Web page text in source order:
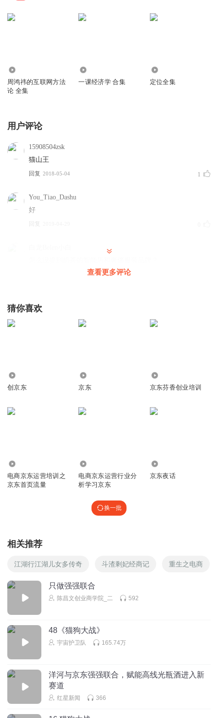
周鸿祎的互联网方法
论 全集
一课经济学 合集 定位全集
用户评论
15908504zsk
猫山王
回复 2018-05-04 1
You_Tiao_Dashu
好
回复
查看更多评论
猜你喜欢
创京东 京东 京东芬香创业培训
电商京东运营培训之
京东首页流量
电商京东运营行业分
析学习京东
京东夜话
换一批
相关推荐
江湖行江湖儿女多传奇 斗渣剩妃经商记 重生之电商
只做强强联合
陈昌文创业商学院_二 592
48《猫狗大战》
宇宙护卫队 165.74万
洋河与京东强强联合，赋能高线光瓶酒进入新
赛道
红星新闻 366